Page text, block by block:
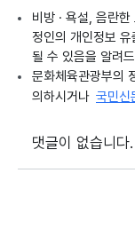
비방 · 욕설, 음란
정인의 개인정보
될 수 있음을 알려
문화체육관광부의
의하시거나 국민신
댓글이 없습니다.